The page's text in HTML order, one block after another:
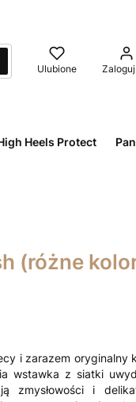
Ulubione
Heels Protect
(różne
i zarazem oryginalny
wstawka z siatki
zmysłowości i